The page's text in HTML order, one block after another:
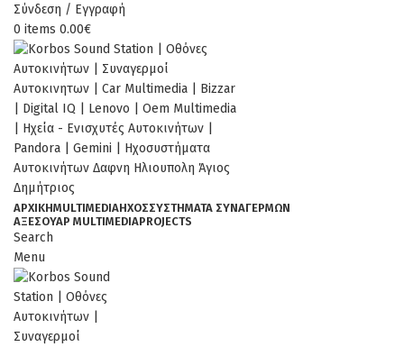
Σύνδεση / Εγγραφή
0 items 0.00€
ΑΡΧΙΚΉMULTIMEDIAΉΧΟΣΣΥΣΤΗΜΑΤΑ ΣΥΝΑΓΕΡΜΩΝ
ΑΞΕΣΟΥΆΡ MULTIMEDIAPROJECTS
Search
Menu